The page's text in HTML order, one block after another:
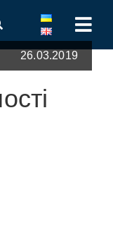
26.03.2019